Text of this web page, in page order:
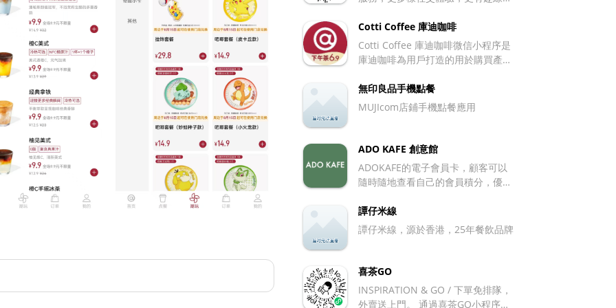
通過星巴克小程序於線下下單，也可
以通過專星送把咖啡送上門。
Cotti Coffee 庫迪咖啡
Cotti Coffee 庫迪咖啡微信小程序是
庫迪咖啡為用戶打造的用於購買產
臺，具有以下特點： 便捷的訂購服
務：小程序支持送貨上門與極速自取
辦公室等地點等待咖啡送達；著急拿
到咖啡的話，則能挑選就近門店自
取，節省配送等待的時間。同時，其
可借助線上支付平臺實現微信或支付
寶等主流方式的一鍵支付，並支持訂
單實時跟蹤，便於用戶掌握咖啡配送
或準備進度。 豐富的產品展示：其上
鐵、生酪拿鐵等熱門網紅咖啡飲品均
有提供，產品定價通常在 18 至 32 元
區間。 個性化定製體驗：小程序能按
無印良品手機點餐
MUJIcom店鋪手機點餐應用
ADO KAFE 創意館
ADOKAFE的電子會員卡，顧客可以
隨時隨地查看自己的會員積分，優惠
譚仔米線
譚仔米線，源於香港，25年餐飲品牌
喜茶GO
INSPIRATION & GO / 下單免排隊，
外賣送上門。 通過喜茶GO小程序，